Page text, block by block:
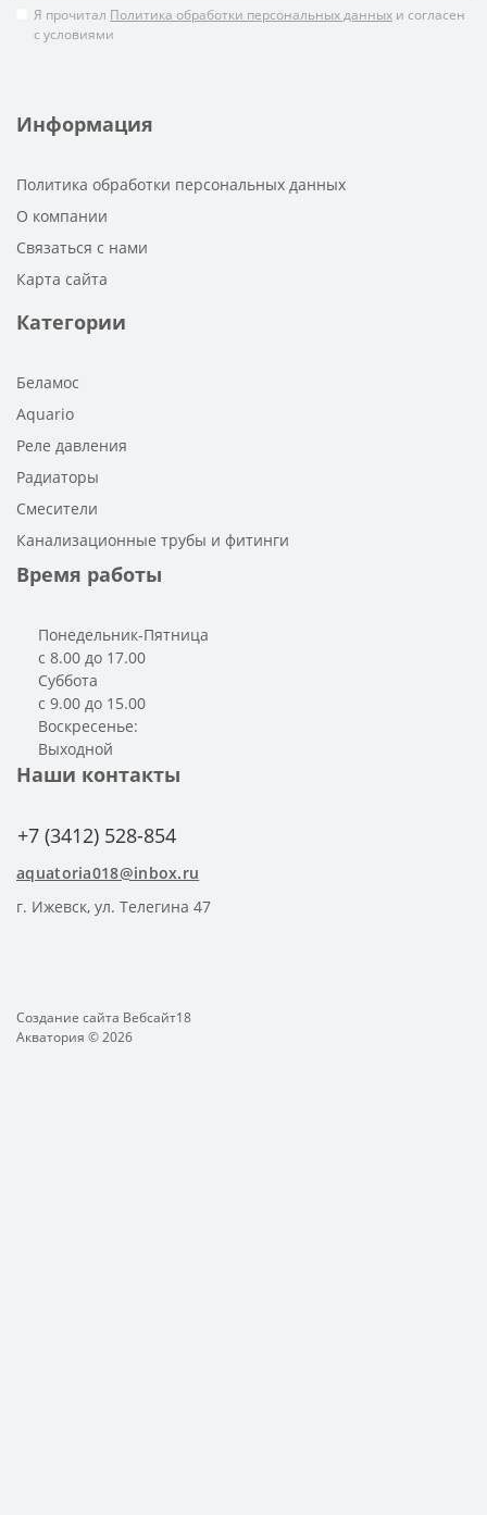
Я прочитал Политика обработки персональных данных и согласен
с условиями
Информация
Политика обработки персональных данных
О компании
Связаться с нами
Карта сайта
Категории
Беламос
Aquario
Реле давления
Радиаторы
Смесители
Канализационные трубы и фитинги
Время работы
Понедельник-Пятница
с 8.00 до 17.00
Суббота
с 9.00 до 15.00
Воскресенье:
Выходной
Наши контакты
+7 (3412) 528-854
aquatoria018@inbox.ru
г. Ижевск, ул. Телегина 47
Создание сайта Вебсайт18
Акватория © 2026